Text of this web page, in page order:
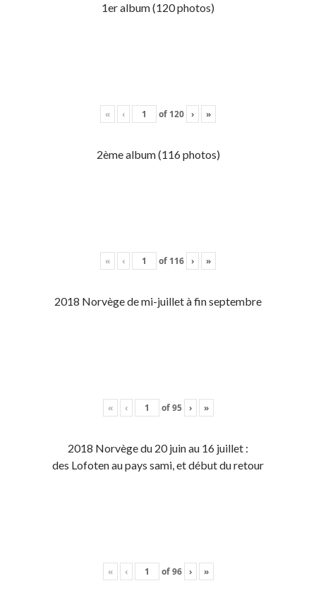
1er album (120 photos)
« ‹ of 120 › »
2ème album (116 photos)
« ‹ of 116 › »
2018 Norvège de mi-juillet à fin septembre
« ‹ of95 › »
2018 Norvège du 20 juin au 16 juillet :
des Lofoten au pays sami, et début du retour
« ‹ of96 › »